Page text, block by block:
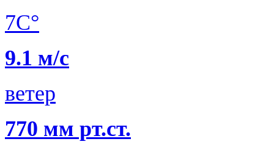
7C°
9.1 м/с
ветер
770 мм рт.ст.